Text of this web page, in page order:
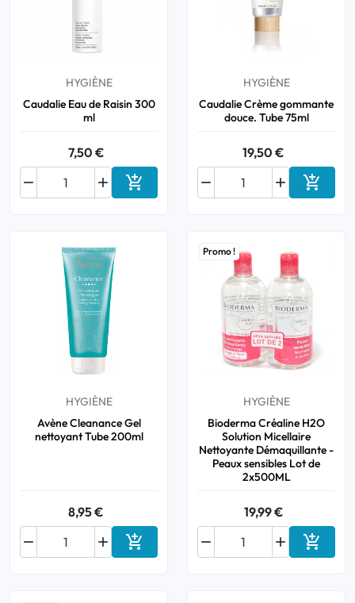
HYGIÈNE
Caudalie Eau de Raisin 300
ml
7,50 €

 Ajouter au panier
HYGIÈNE
Caudalie Crème gommante
douce. Tube 75ml
19,50 €

 
HYGIÈNE
Avène Cleanance Gel
nettoyant Tube 200ml
8,95 €

 Ajouter au panier
Promo !
HYGIÈNE
Bioderma Créaline H2O
Solution Micellaire
Nettoyante Démaquillante -
Peaux sensibles Lot de
2x500ML
19,99 €

 